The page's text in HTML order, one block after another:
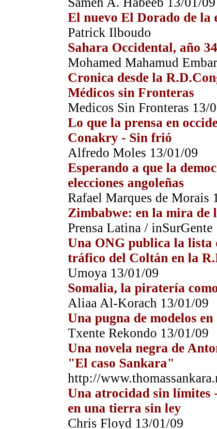
El nuevo El Dorado de la
Patrick Ilboudo
Sahara Occidental, año 34
Mohamed Mahamud
Cronica desde la
Médicos sin Fronteras
Medicos Sin Fronteras 13/
Lo que la prensa en
Conakry - Sin frió
Alfredo Moles 13/01/09
Esperando a que la
elecciones angoleñas
Rafael Marques de Morais
Zimbabwe: en la mira de
Prensa Latina /
Una ONG publica la lista
tráfico del Coltán en la
Umoya 13/01/09
Somalia, la piratería
Aliaa Al-Korach 13/01/09
Una pugna de modelos
Txente Rekondo 13/01/09
Una novela negra de
"El caso Sankara"
http://
Una atrocidad sin límites
en una tierra sin ley
Chris Floyd 13/01/09